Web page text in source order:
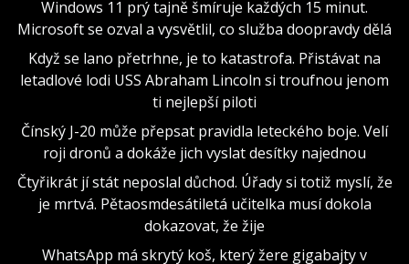
Windows 11 prý tajně šmíruje každých 15 minut.
Microsoft se ozval a vysvětlil, co služba doopravdy dělá
Když se lano přetrhne, je to katastrofa. Přistávat na
letadlové lodi USS Abraham Lincoln si troufnou jenom
ti nejlepší piloti
Čínský J-20 může přepsat pravidla leteckého boje. Velí
roji dronů a dokáže jich vyslat desítky najednou
Čtyřikrát jí stát neposlal důchod. Úřady si totiž myslí, že
je mrtvá. Pětaosmdesátiletá učitelka musí dokola
dokazovat, že žije
WhatsApp má skrytý koš, který žere gigabajty v